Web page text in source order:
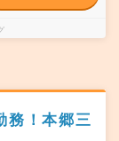
務！本郷三